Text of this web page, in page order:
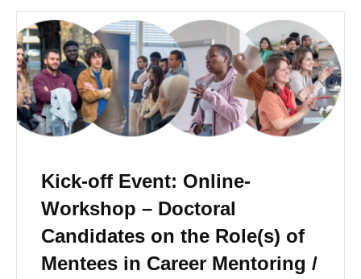
Kick-off Event: Online-
Workshop – Doctoral
Candidates on the Role(s) of
Mentees in Career Mentoring /